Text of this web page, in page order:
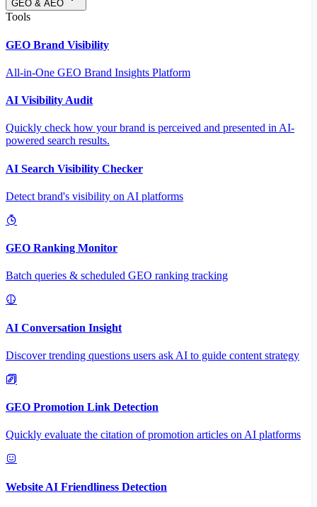
GEO & AEO
Tools
GEO Brand Visibility
All-in-One GEO Brand Insights Platform
AI Visibility Audit
Quickly check how your brand is perceived and presented in AI-
powered search results.
AI Search Visibility Checker
Detect brand's visibility on AI platforms
GEO Ranking Monitor
Batch queries & scheduled GEO ranking tracking
AI Conversation Insight
Discover trending questions users ask AI to guide content strategy
GEO Promotion Link Detection
Quickly evaluate the citation of promotion articles on AI platforms
Website AI Friendliness Detection